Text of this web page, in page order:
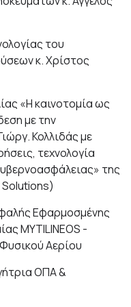
του
κ. Χρίστος
«Η καινοτομία ως
με την
Κολλιδάς με
τεχνολογία
της
Εφαρμοσμένης
MYTILINEOS -
Αερίου
ΟΠΑ &